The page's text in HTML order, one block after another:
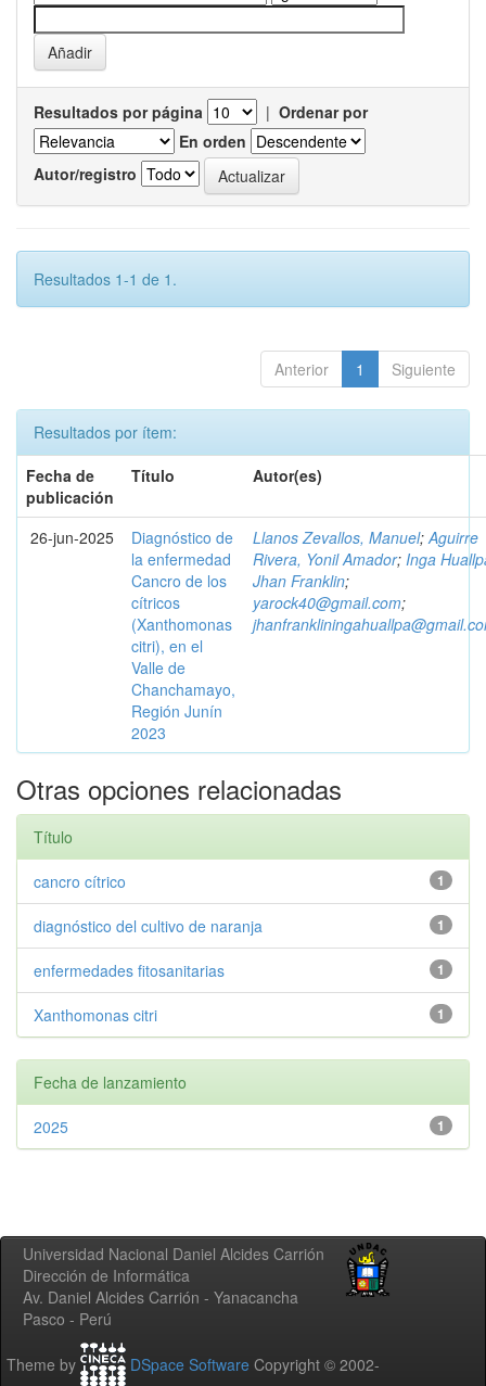
Resultados por página | Ordenar por
En orden
Autor/registro
Resultados 1-1 de 1.
Anterior 1 Siguiente
Resultados por ítem:
Fecha de
publicación
Título Autor(es)
26-jun-2025
Diagnóstico de
la enfermedad
Cancro de los
cítricos
(Xanthomonas
citri), en el
Valle de
Chanchamayo,
Región Junín
2023
Llanos Zevallos, Manuel;Aguirre
Rivera, Yonil Amador; Inga
Jhan Franklin;
yarock40@gmail.com;
Otras opciones relacionadas
Título
1
cancro cítrico
1
diagnóstico del cultivo de naranja
1
enfermedades fitosanitarias
1
Xanthomonas citri
Fecha de lanzamiento
1
2025
Universidad Nacional Daniel Alcides Carrión
Dirección de Informática
Av. Daniel Alcides Carrión - Yanacancha
Pasco - Perú
Theme by DSpace Software Copyright © 2002-